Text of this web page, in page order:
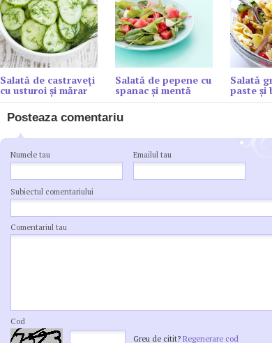
Salată de castraveți
cu usturoi și mărar
Salată de pepene cu
spanac şi mentă
Salată
paste și
Posteaza comentariu
Numele tau Emailul tau
Subiectul comentariului
Comentariul tau
Cod
Greu de citit? Regenerare cod